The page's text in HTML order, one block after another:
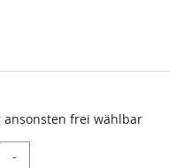
ansonsten frei wählbar
Menge
-